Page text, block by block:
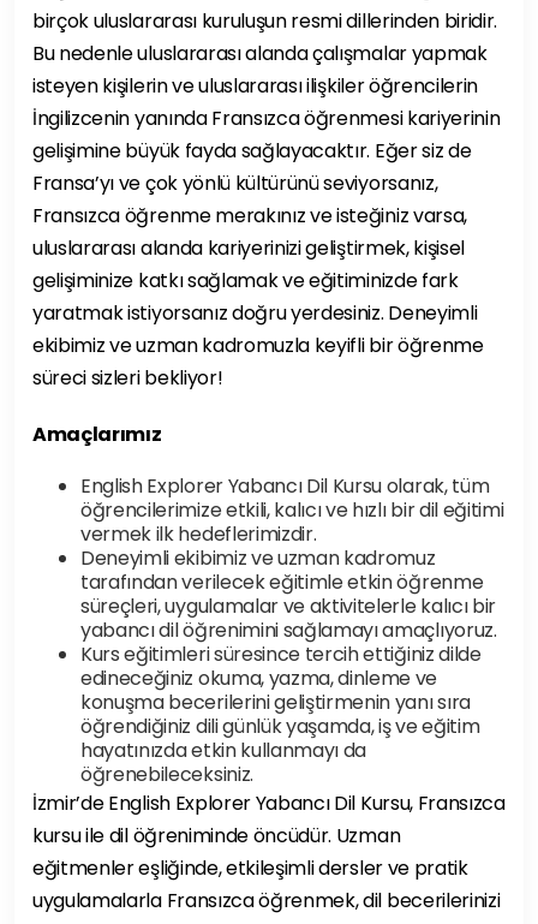
birçok uluslararası kuruluşun resmi dillerinden biridir.
Bu nedenle uluslararası alanda çalışmalar yapmak
isteyen kişilerin ve uluslararası ilişkiler öğrencilerin
İngilizcenin yanında Fransızca öğrenmesi kariyerinin
gelişimine büyük fayda sağlayacaktır. Eğer siz de
Fransa’yı ve çok yönlü kültürünü seviyorsanız,
Fransızca öğrenme merakınız ve isteğiniz varsa,
uluslararası alanda kariyerinizi geliştirmek, kişisel
gelişiminize katkı sağlamak ve eğitiminizde fark
yaratmak istiyorsanız doğru yerdesiniz. Deneyimli
ekibimiz ve uzman kadromuzla keyifli bir öğrenme
süreci sizleri bekliyor!
Amaçlarımız
English Explorer Yabancı Dil Kursu olarak, tüm
öğrencilerimize etkili, kalıcı ve hızlı bir dil eğitimi
vermek ilk hedeflerimizdir.
Deneyimli ekibimiz ve uzman kadromuz
tarafından verilecek eğitimle etkin öğrenme
süreçleri, uygulamalar ve aktivitelerle kalıcı bir
yabancı dil öğrenimini sağlamayı amaçlıyoruz.
Kurs eğitimleri süresince tercih ettiğiniz dilde
edineceğiniz okuma, yazma, dinleme ve
konuşma becerilerini geliştirmenin yanı sıra
öğrendiğiniz dili günlük yaşamda, iş ve eğitim
hayatınızda etkin kullanmayı da
öğrenebileceksiniz.
İzmir’de English Explorer Yabancı Dil Kursu, Fransızca
kursu ile dil öğreniminde öncüdür. Uzman
eğitmenler eşliğinde, etkileşimli dersler ve pratik
uygulamalarla Fransızca öğrenmek, dil becerilerinizi